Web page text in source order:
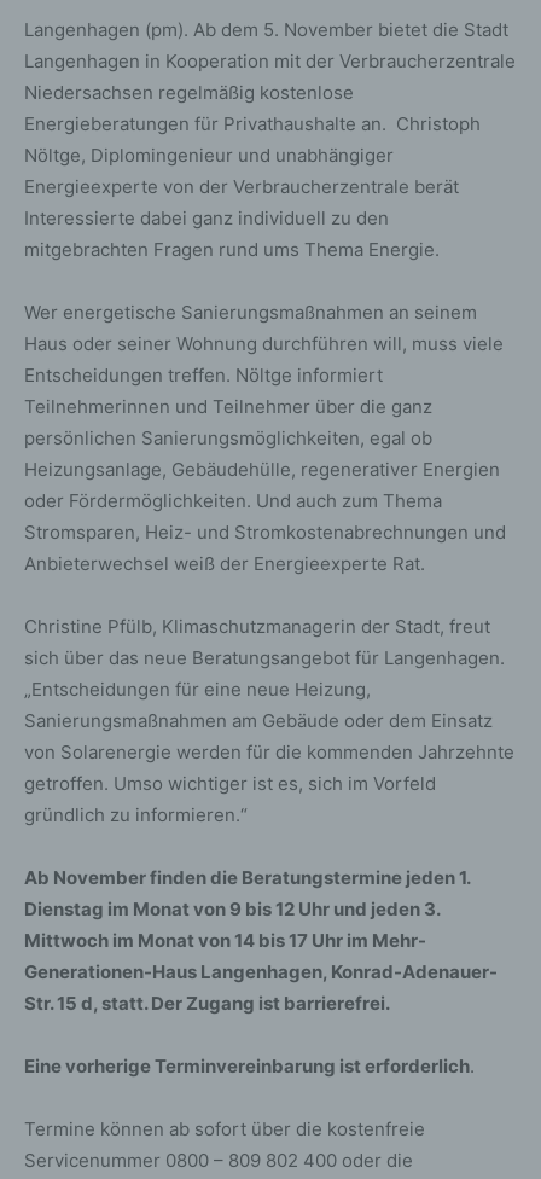
Langenhagen (pm). Ab dem 5. November bietet die Stadt
Langenhagen in Kooperation mit der Verbraucherzentrale
Niedersachsen regelmäßig kostenlose
Energieberatungen für Privathaushalte an. Christoph
Nöltge, Diplomingenieur und unabhängiger
Energieexperte von der Verbraucherzentrale berät
Interessierte dabei ganz individuell zu den
mitgebrachten Fragen rund ums Thema Energie.
Wer energetische Sanierungsmaßnahmen an seinem
Haus oder seiner Wohnung durchführen will, muss viele
Entscheidungen treffen. Nöltge informiert
Teilnehmerinnen und Teilnehmer über die ganz
persönlichen Sanierungsmöglichkeiten, egal ob
Heizungsanlage, Gebäudehülle, regenerativer Energien
oder Fördermöglichkeiten. Und auch zum Thema
Stromsparen, Heiz- und Stromkostenabrechnungen und
Anbieterwechsel weiß der Energieexperte Rat.
Christine Pfülb, Klimaschutzmanagerin der Stadt, freut
sich über das neue Beratungsangebot für Langenhagen.
„Entscheidungen für eine neue Heizung,
Sanierungsmaßnahmen am Gebäude oder dem Einsatz
von Solarenergie werden für die kommenden Jahrzehnte
getroffen. Umso wichtiger ist es, sich im Vorfeld
gründlich zu informieren.“
Ab November finden die Beratungstermine jeden 1.
Dienstag im Monat von 9 bis 12 Uhr und jeden 3.
Mittwoch im Monat von 14 bis 17 Uhr im Mehr-
Generationen-Haus Langenhagen, Konrad-Adenauer-
Str. 15 d, statt. Der Zugang ist barrierefrei.
Eine vorherige Terminvereinbarung ist erforderlich.
Termine können ab sofort über die kostenfreie
Servicenummer 0800 – 809 802 400 oder die